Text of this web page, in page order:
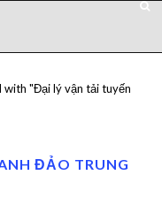
with "Đại lý vận tải tuyến
ĐẢO TRUNG